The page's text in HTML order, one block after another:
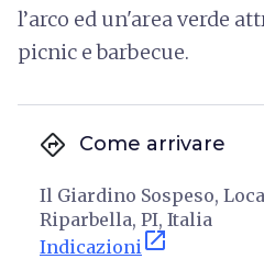
l’arco ed un'area verde
picnic e barbecue.
directions Come arrivare
Il Giardino Sospeso,
Riparbella, PI, Italia
Indicazioni open_in_new